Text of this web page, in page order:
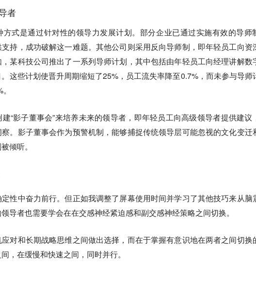
者
方式是通过针对性的领导力发展计划。部分企业已通过实施有效的导师
持，成功破解这一难题。其他公司则采用反向导师制，即年轻员工向资
某科技公司推出了一系列导师计划，其中包括由年轻员工向经理讲解数
这些计划使晋升周期缩短了25%，员工流失率降至0.7%，而未参与导师
“影子董事会”来培养未来的领导者，即年轻员工向高级领导者提供建议
。影子董事会作为预警机制，能够捕捉传统领导层可能忽视的文化变迁
倾听。
性中奋力前行。但正如我调整了屏幕使用时间并学习了其他技巧来从脑
导者也需要学会在在交感神经紧迫感和副交感神经策略之间切换。
对和长期战略思维之间做出选择，而在于掌握有意识地在两者之间切换
，在缓慢和快速之间，同时并行。